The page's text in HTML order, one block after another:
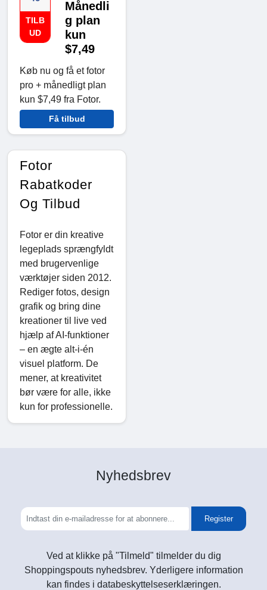
TILB
UD
Månedli
g plan
kun
$7,49
Køb nu og få et fotor
pro + månedligt plan
kun $7,49 fra Fotor.
Få tilbud
Fotor
Rabatkoder
Og Tilbud
Fotor er din kreative
legeplads sprængfyldt
med brugervenlige
værktøjer siden 2012.
Rediger fotos, design
grafik og bring dine
kreationer til live ved
hjælp af AI-funktioner
– en ægte alt-i-én
visuel platform. De
mener, at kreativitet
bør være for alle, ikke
kun for professionelle.
Nyhedsbrev
Register
Ved at klikke på "Tilmeld" tilmelder du dig
Shoppingspouts nyhedsbrev. Yderligere information
kan findes i databeskyttelseserklæringen.